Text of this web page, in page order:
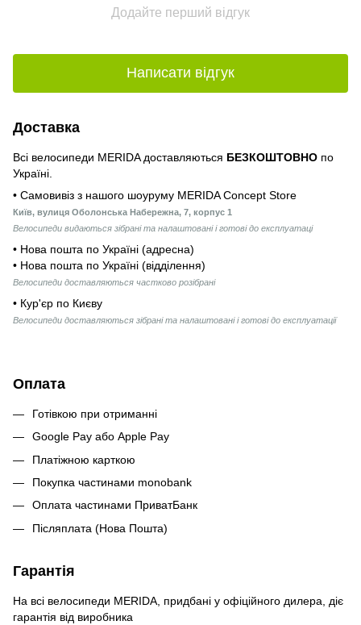
Додайте перший відгук
Написати відгук
Доставка
Всі велосипеди MERIDA доставляються БЕЗКОШТОВНО по
Україні.
• Самовивіз з нашого шоуруму MERIDA Concept Store
Київ, вулиця Оболонська Набережна, 7, корпус 1
Велосипеди видаються зібрані та налаштовані і готові до експлуатаці
• Нова пошта по Україні (адресна)
• Нова пошта по Україні (відділення)
Велосипеди доставляються частково розібрані
• Кур'єр по Києву
Велосипеди доставляються зібрані та налаштовані і готові до експлуатації
Оплата
Готівкою при отриманні
Google Pay або Apple Pay
Платіжною карткою
Покупка частинами monobank
Оплата частинами ПриватБанк
Післяплата (Нова Пошта)
Гарантія
На всі велосипеди MERIDA, придбані у офіційного дилера, діє
гарантія від виробника